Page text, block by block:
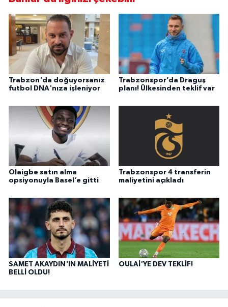
Trabzon'da doğuyorsanız
futbol DNA'nıza işleniyor
Trabzonspor’da Draguş
planı! Ülkesinden teklif var
Olaigbe satın alma
opsiyonuyla Basel’e gitti
Trabzonspor 4 transferin
maliyetini açıkladı
SAMET AKAYDIN'IN MALİYETİ
BELLİ OLDU!
OULAİ'YE DEV TEKLİF!